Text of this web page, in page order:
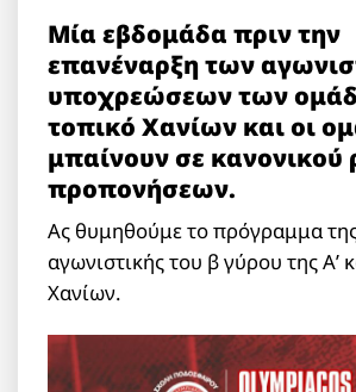
Μία εβδομάδα πριν την
επανέναρξη των
υποχρεώσεων των
τοπικό Χανίων και οι
μπαίνουν σε κανονικού
προπονήσεων.
Ας θυμηθούμε το πρόγραμμα
αγωνιστικής του β γύρου της Α’
Χανίων.